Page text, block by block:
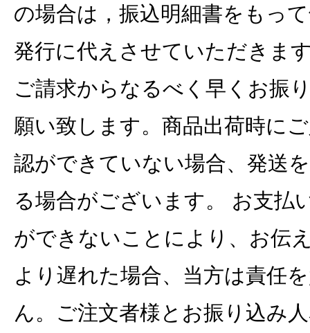
の場合は，振込明細書をもっ
発行に代えさせていただきま
ご請求からなるべく早くお振
願い致します。商品出荷時に
認ができていない場合、発送
る場合がございます。 お支払
ができないことにより、お伝
より遅れた場合、当方は責任
ん。ご注文者様とお振り込み